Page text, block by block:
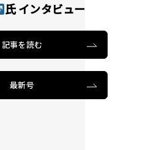
氏 インタビュー
記事を読む
最新号